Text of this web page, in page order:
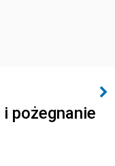
pożegnanie